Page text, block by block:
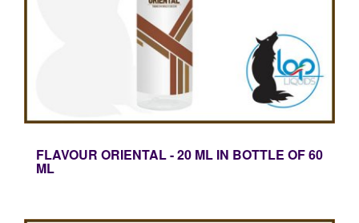
FLAVOUR ORIENTAL - 20 ML IN BOTTLE OF 60
ML